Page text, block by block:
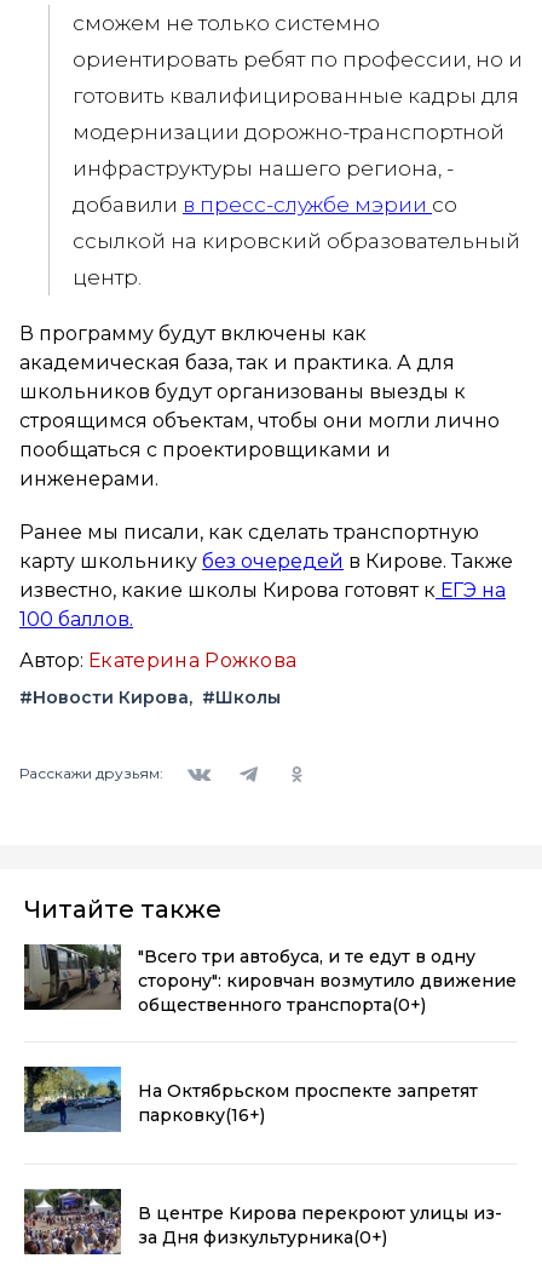
сможем не только системно
ориентировать ребят по профессии, но и
готовить квалифицированные кадры для
модернизации дорожно-транспортной
инфраструктуры нашего региона, -
добавили в пресс-службе мэрии со
ссылкой на кировский образовательный
центр.
В программу будут включены как
академическая база, так и практика. А для
школьников будут организованы выезды к
строящимся объектам, чтобы они могли лично
пообщаться с проектировщиками и
инженерами.
Ранее мы писали, как сделать транспортную
карту школьнику без очередей в Кирове. Также
известно, какие школы Кирова готовят к ЕГЭ на
100 баллов.
Автор: Екатерина Рожкова
#Новости Кирова #Школы
Расскажи друзьям:
Читайте также
"Всего три автобуса, и те едут в одну
сторону": кировчан возмутило движение
общественного транспорта(0+)
На Октябрьском проспекте запретят
парковку(16+)
В центре Кирова перекроют улицы из-
за Дня физкультурника(0+)